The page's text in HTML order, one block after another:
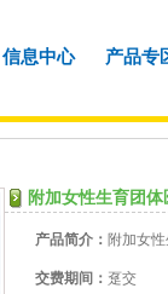
信息中心 产品专
附加女性生育团
产品简介： 附加女
交费期间： 趸交